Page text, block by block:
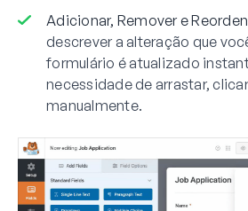
Adicionar, Remover e
descrever a alteração que
formulário é atualizado
necessidade de arrastar,
manualmente.